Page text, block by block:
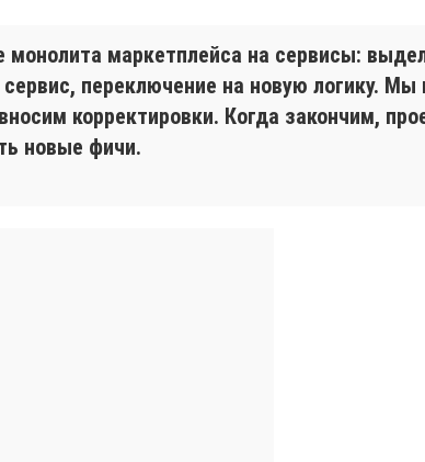
маркетплейса на сервисы:
переключение на новую логику.
корректировки. Когда закончим,
новые фичи.